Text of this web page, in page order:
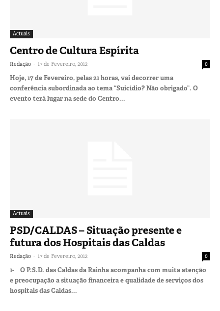
Actuais
Centro de Cultura Espírita
Redação - 17 de Fevereiro, 2012 0
Hoje, 17 de Fevereiro, pelas 21 horas, vai decorrer uma
conferência subordinada ao tema “Suicídio? Não obrigado”. O
evento terá lugar na sede do Centro...
Actuais
PSD/CALDAS – Situação presente e
futura dos Hospitais das Caldas
Redação - 17 de Fevereiro, 2012 0
1- O P.S.D. das Caldas da Rainha acompanha com muita atenção
e preocupação a situação financeira e qualidade de serviços dos
hospitais das Caldas...